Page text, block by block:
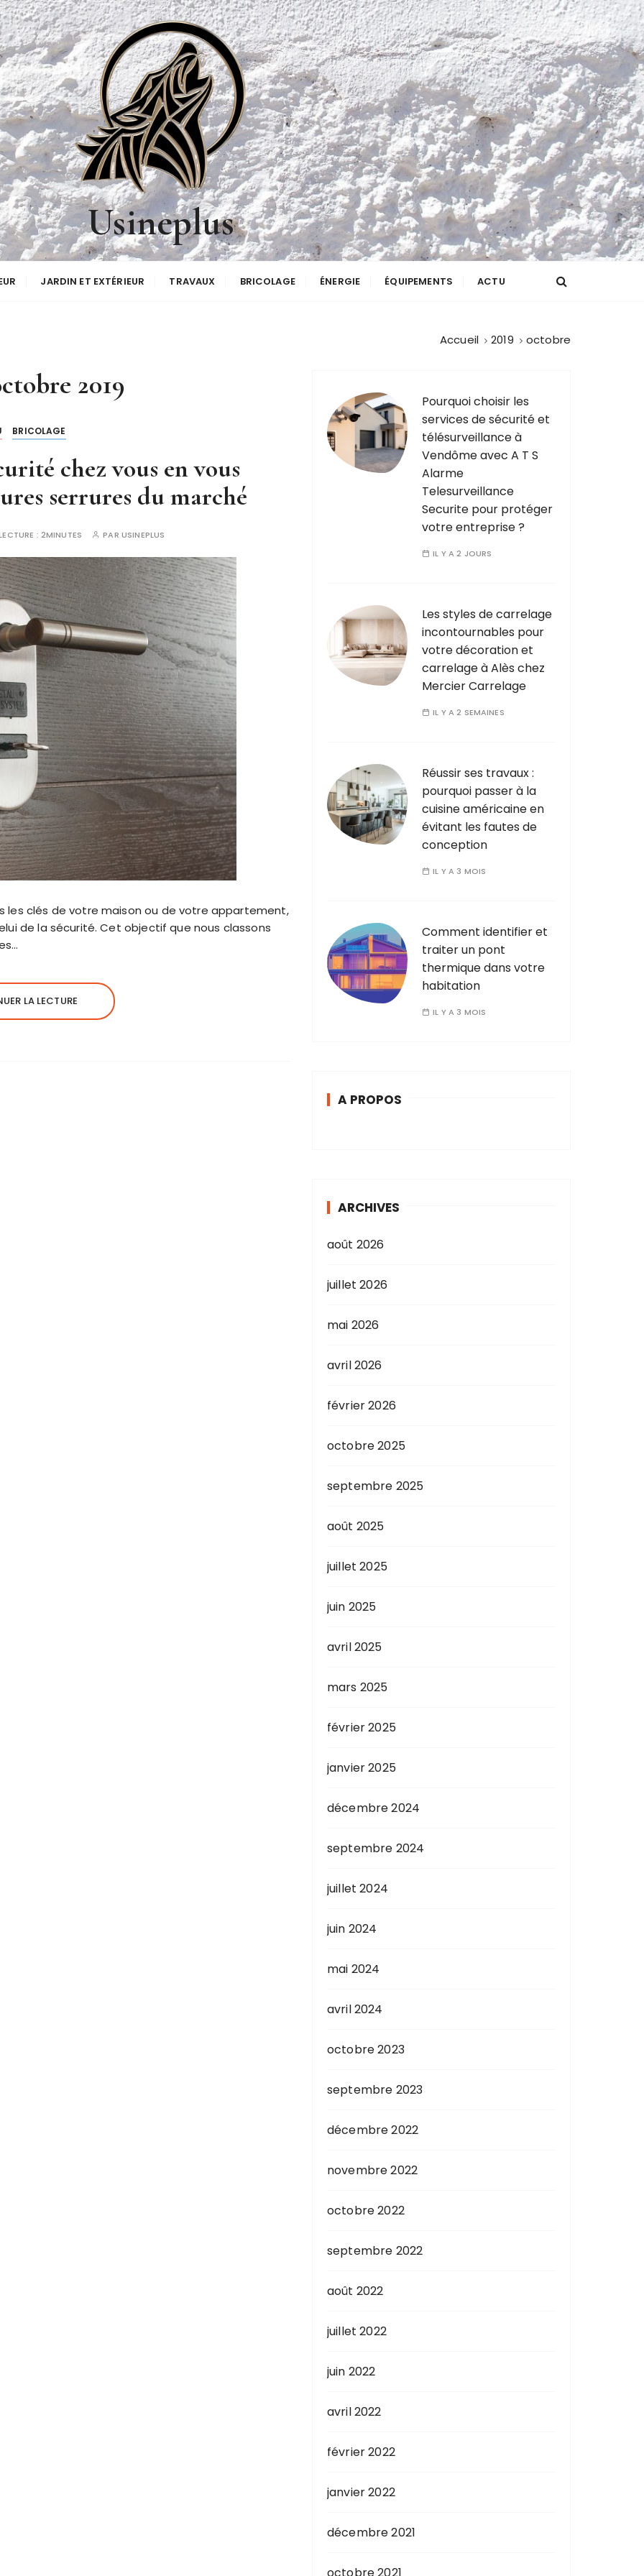
Usineplus
JARDIN ET EXTÉRIEUR TRAVAUX BRICOLAGE ÉNERGIE ÉQUIPEMENTS ACTU
Accueil 2019 octobre
2019
BRICOLAGE
chez vous en vous
serrures du marché
: 2MINUTES PAR USINEPLUS
les clés de votre maison ou de votre appartement,
de la sécurité. Cet objectif que nous classons
LA LECTURE
Pourquoi choisir les
services de sécurité et
télésurveillance à
Vendôme avec A T S
Alarme
Telesurveillance
Securite pour protéger
votre entreprise ?
IL Y A 2 JOURS
Les styles de carrelage
incontournables pour
votre décoration et
carrelage à Alès chez
Mercier Carrelage
IL Y A 2 SEMAINES
Réussir ses travaux :
pourquoi passer à la
cuisine américaine en
évitant les fautes de
conception
IL Y A 3 MOIS
Comment identifier et
traiter un pont
thermique dans votre
habitation
IL Y A 3 MOIS
A PROPOS
ARCHIVES
août 2026
juillet 2026
mai 2026
avril 2026
février 2026
octobre 2025
septembre 2025
août 2025
juillet 2025
juin 2025
avril 2025
mars 2025
février 2025
janvier 2025
décembre 2024
septembre 2024
juillet 2024
juin 2024
mai 2024
avril 2024
octobre 2023
septembre 2023
décembre 2022
novembre 2022
octobre 2022
septembre 2022
août 2022
juillet 2022
juin 2022
avril 2022
février 2022
janvier 2022
décembre 2021
octobre 2021